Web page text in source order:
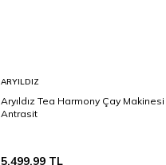
ARYILDIZ
Aryıldız Tea Harmony Çay Makinesi
Antrasit
5.499,99 TL